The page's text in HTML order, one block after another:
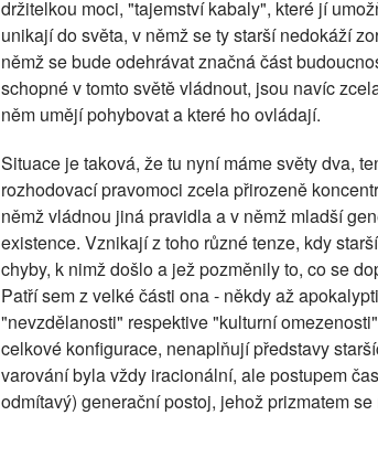
držitelkou moci, "tajemství kabaly", které jí
unikají do světa, v němž se ty starší nedokáží
němž se bude odehrávat značná část
schopné v tomto světě vládnout, jsou navíc
něm umějí pohybovat a které ho ovládají.
Situace je taková, že tu nyní máme světy dva,
rozhodovací pravomoci zcela přirozeně
němž vládnou jiná pravidla a v němž mladší
existence. Vznikají z toho různé tenze, kdy
chyby, k nimž došlo a jež pozměnily to, co se
Patří sem z velké části ona - někdy až
"nevzdělanosti" respektive "kulturní
celkové konfigurace, nenaplňují představy
varování byla vždy iracionální, ale postupem
odmítavý) generační postoj, jehož prizmatem